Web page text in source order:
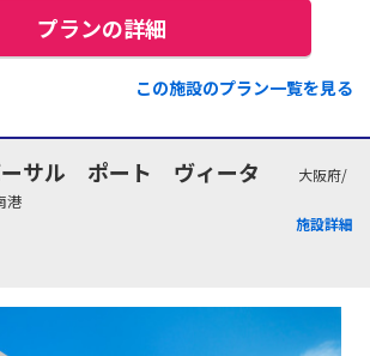
プランの詳細
この施設のプラン一覧を見る
サル ポート ヴィータ
大阪府/
港
施設詳細